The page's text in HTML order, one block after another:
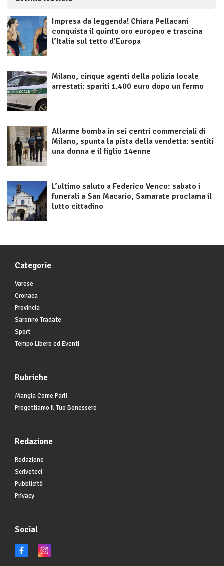
Impresa da leggenda! Chiara Pellacani
conquista il quinto oro europeo e trascina
l’Italia sul tetto d’Europa
Milano, cinque agenti della polizia locale
arrestati: spariti 1.400 euro dopo un fermo
Allarme bomba in sei centri commerciali di
Milano, spunta la pista della vendetta: sentiti
una donna e il figlio 14enne
L’ultimo saluto a Federico Venco: sabato i
funerali a San Macario, Samarate proclama il
lutto cittadino
Categorie
Varese
Cronaca
Provincia
Saronno Tradate
Sport
Tempo Libero ed Eventi
Rubriche
Mangia Come Parli
Progettiamo Il Tuo Benessere
Redazione
Redazione
Scriveteci
Pubblicità
Privacy
Social